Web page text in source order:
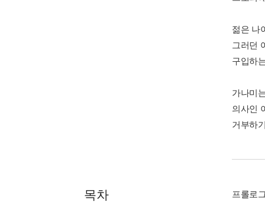
젊은 나
그러던
구입하
가나미
의사인
거부하
목차 프롤로